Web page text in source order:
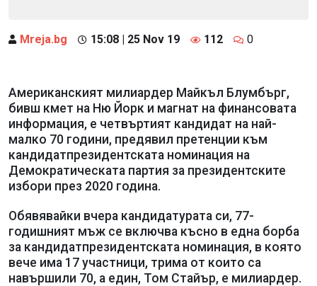
Mreja.bg 15:08 | 25 Nov 19 112 0
Американският милиардер Майкъл Блумбърг,
бивш кмет на Ню Йорк и магнат на финансовата
информация, е четвъртият кандидат на най-
малко 70 години, предявил претенции към
кандидатпрезидентската номинация на
Демократическата партия за президентските
избори през 2020 година.
Обявявайки вчера кандидатурата си, 77-
годишният мъж се включва късно в една борба
за кандидатпрезидентската номинация, в която
вече има 17 участници, трима от които са
навършили 70, а един, Том Стайър, е милиардер.